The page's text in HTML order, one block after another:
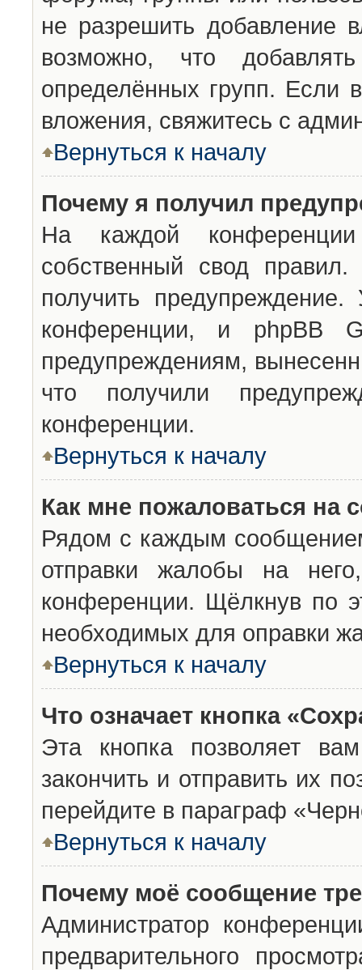
не разрешить добавление
возможно, что
определённых групп. Если
вложения, свяжитесь с
Вернуться к началу
Почему я получил
На каждой конференции
собственный свод
получить
конференции, и phpBB
предупреждениям,
что получили
конференции.
Вернуться к началу
Как мне пожаловаться на
Рядом с каждым
отправки жалобы на
конференции. Щёлкнув по
необходимых для оправки
Вернуться к началу
Что означает кнопка
Эта кнопка позволяет
закончить и отправить их
перейдите в параграф
Вернуться к началу
Почему моё сообщение
Администратор
предварительного